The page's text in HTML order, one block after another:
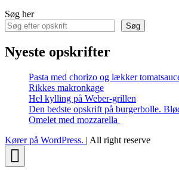
Søg her
Søg
Nyeste opskrifter
Pasta med chorizo og lækker
Rikkes makronkage
Hel kylling på Weber-grillen
Den bedste opskrift på burgerbolle.
Omelet med mozzarella
Kører på WordPress. | All right reserve